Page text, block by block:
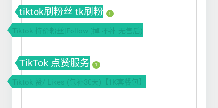
tiktok刷粉丝 tk刷粉 1
Tiktok 特价粉丝|Follow (掉 不补 无售后)
TikTok 点赞服务 1
Tiktok 赞/ Likes (包补30天)【1K套餐包】